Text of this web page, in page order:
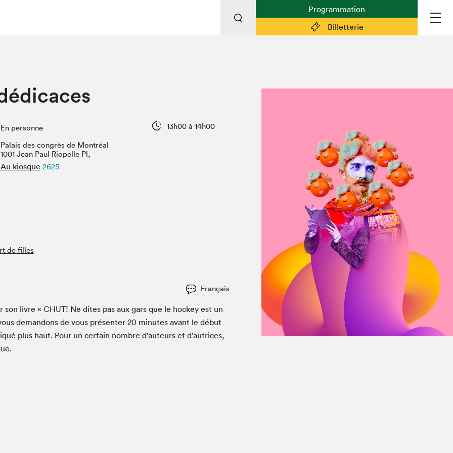
Billetterie
Programmation
Vidéos et balados
Le Salon dans ta classe
Liseur Public
Matinées scolaires Hydro-Québec
Espace exposant·e·s
Espace enseignant·e·s
Espace participant⋅e⋅s
Espace Salon dans la ville
Espace bénévoles
Devenir bénévole
À propos du Salon
Liste des exposant·e·s
Liste des auteur·rice·s
En personne
13h00 à 14h00
Palais des congrès de Montréal
1001 Jean Paul Riopelle Pl,
Au kiosque 2625
de filles
Français
son livre « CHUT! Ne dites pas aux gars que le hock­ey est un
deman­dons de vous présen­ter 20 min­utes avant le début
plus haut. Pour un cer­tain nom­bre d’auteurs et d’autrices,